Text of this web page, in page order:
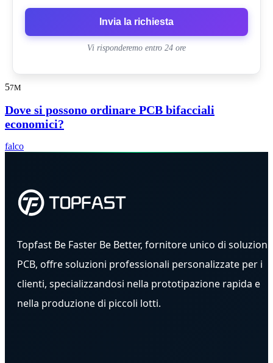
Invia la richiesta
Vi risponderemo entro 24 ore
57M
Dove si possono ordinare PCB bifacciali
economici?
falco
Topfast Be Faster Be Better, fornitore unico di soluzioni
PCB, offre soluzioni professionali personalizzate per i
clienti, specializzandosi nella prototipazione rapida e
nella produzione di piccoli lotti.